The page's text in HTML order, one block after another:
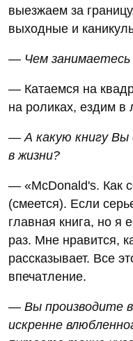
выезжаем за
выходные и
— Чем
— Катаемся на
на роликах, ездим в
— А какую книгу Вы
в жизни?
— «McDonald's. Как
(смеется). Если
главная книга, но я
раз. Мне нравится,
рассказывает. Все
впечатление.
— Вы производите
искренне